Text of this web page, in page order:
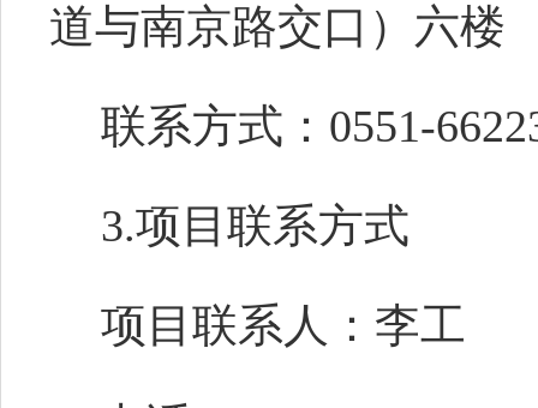
道与南京路交口）六楼
联系方式：0551-
3.项目联系方式
项目联系人：李工